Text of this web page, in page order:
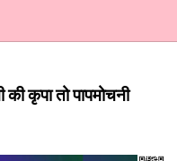
की कृपा तो पापमोचनी